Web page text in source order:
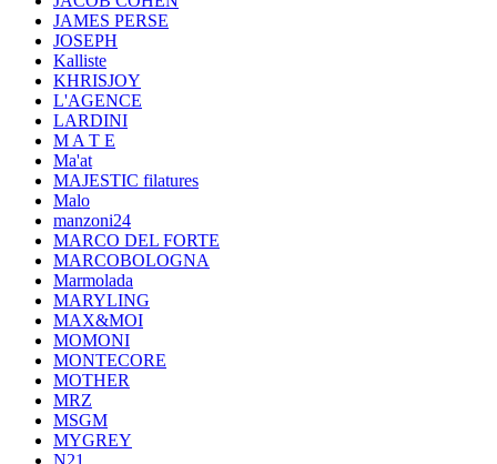
JAMES PERSE
JOSEPH
Kalliste
KHRISJOY
L'AGENCE
LARDINI
M A T E
Ma'at
MAJESTIC filatures
Malo
manzoni24
MARCO DEL FORTE
MARCOBOLOGNA
Marmolada
MARYLING
MAX&MOI
MOMONI
MONTECORE
MOTHER
MRZ
MSGM
MYGREY
N21